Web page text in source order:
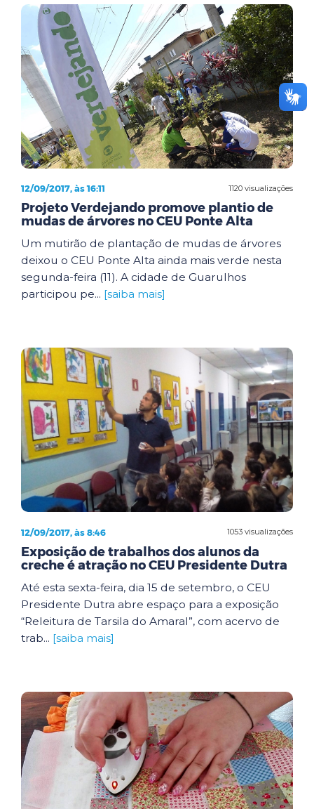
1120 visualizações
12/09/2017, às 16:11
Projeto Verdejando promove plantio de
mudas de árvores no CEU Ponte Alta
Um mutirão de plantação de mudas de árvores
deixou o CEU Ponte Alta ainda mais verde nesta
segunda-feira (11). A cidade de Guarulhos
participou pe... [saiba mais]
1053 visualizações
12/09/2017, às 8:46
Exposição de trabalhos dos alunos da
creche é atração no CEU Presidente Dutra
Até esta sexta-feira, dia 15 de setembro, o CEU
Presidente Dutra abre espaço para a exposição
“Releitura de Tarsila do Amaral”, com acervo de
trab... [saiba mais]